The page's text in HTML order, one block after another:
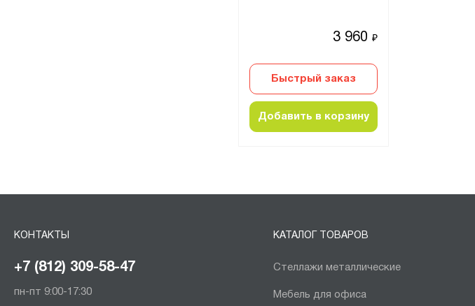
3 960 ₽
Быстрый заказ
Добавить в корзину
КОНТАКТЫ
+7 (812) 309-58-47
пн-пт 9:00-17:30
КАТАЛОГ ТОВАРОВ
Стеллажи металлические
Мебель для офиса